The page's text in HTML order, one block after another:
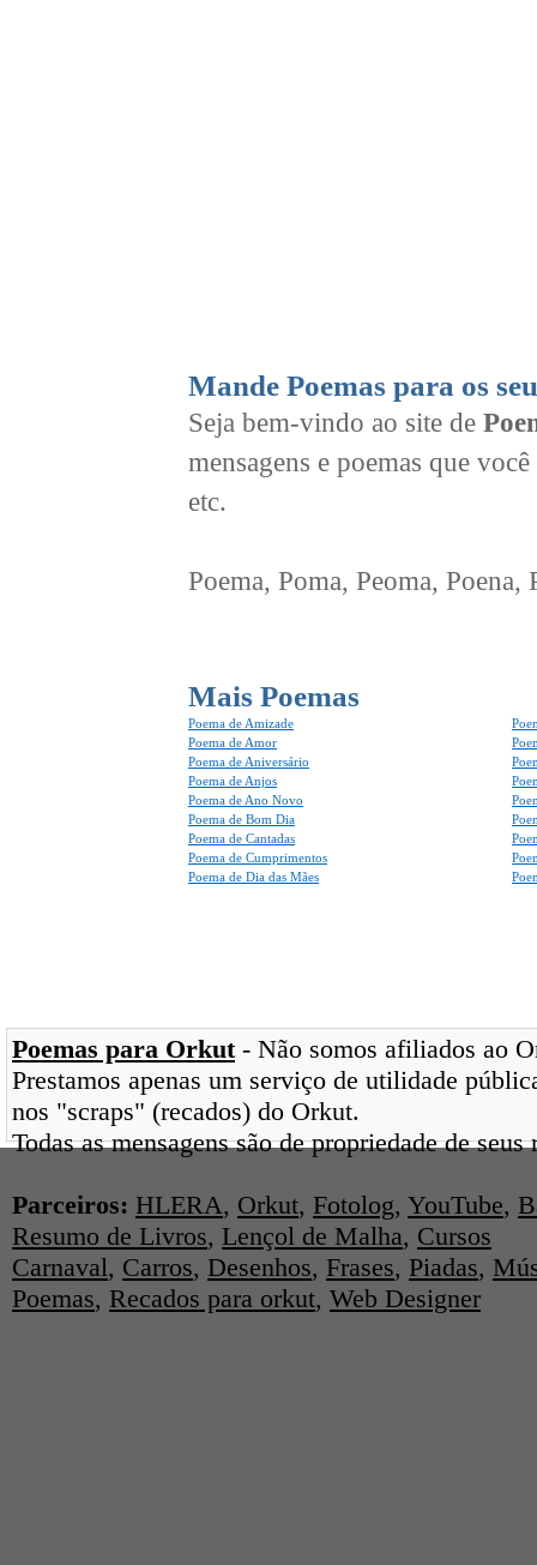
Mande Poemas para os
Seja bem-vindo ao site de
mensagens e poemas que
etc.
Poema, Poma, Peoma,
Mais Poemas
Poema de Amizade
Poema de Amor
Poema de Aniversário
Poema de Anjos
Poema de Ano Novo
Poema de Bom Dia
Poema de Cantadas
Poema de Cumprimentos
Poema de Dia das Mães
Poemas para Orkut- Não somos afiliados ao
Prestamos apenas um serviço de utilidade
nos "scraps" (recados) do Orkut.
Todas as mensagens são de propriedade de
Parceiros: HLERA, Orkut, Fotolog, YouTube,
Resumo de Livros, Lençol de Malha, Cursos
Carnaval, Carros, Desenhos, Frases, Piadas,
Poemas, Recados para orkut, Web Designer